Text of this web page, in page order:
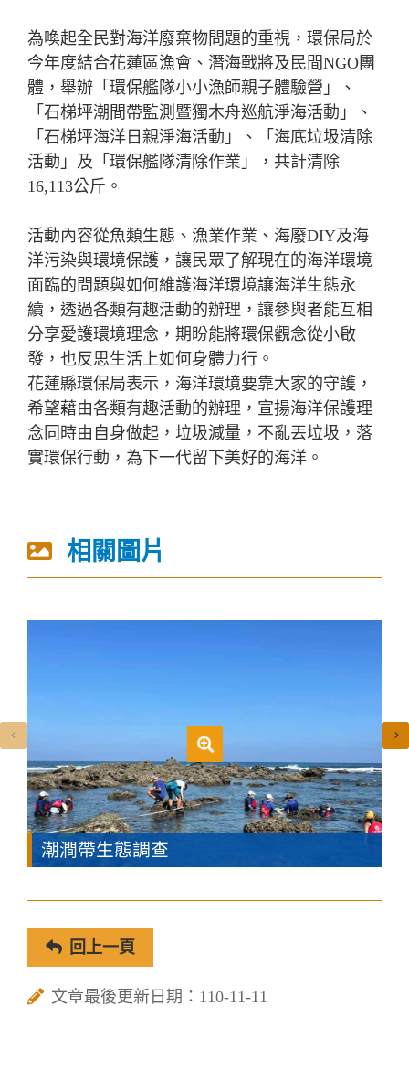
為喚起全民對海洋廢棄物問題的重視，環保局於
今年度結合花蓮區漁會、潛海戰將及民間NGO團
體，舉辦「環保艦隊小小漁師親子體驗營」、
「石梯坪潮間帶監測暨獨木舟巡航淨海活動」、
「石梯坪海洋日親淨海活動」、「海底垃圾清除
活動」及「環保艦隊清除作業」，共計清除
16,113公斤。
活動內容從魚類生態、漁業作業、海廢DIY及海
洋污染與環境保護，讓民眾了解現在的海洋環境
面臨的問題與如何維護海洋環境讓海洋生態永
續，透過各類有趣活動的辦理，讓參與者能互相
分享愛護環境理念，期盼能將環保觀念從小啟
發，也反思生活上如何身體力行。
花蓮縣環保局表示，海洋環境要靠大家的守護，
希望藉由各類有趣活動的辦理，宣揚海洋保護理
念同時由自身做起，垃圾減量，不亂丟垃圾，落
實環保行動，為下一代留下美好的海洋。
相關圖片
潮澗帶生態調查
回上一頁
文章最後更新日期：110-11-11